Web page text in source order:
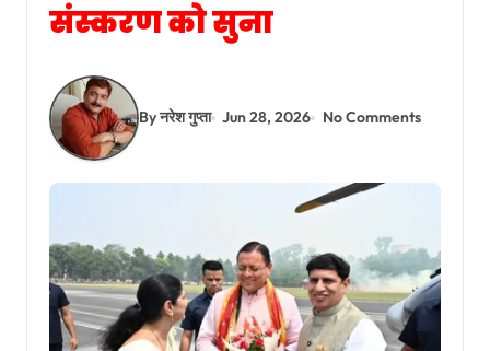
संस्करण को सुना
By नरेश गुप्ता Jun 28, 2026 No Comments